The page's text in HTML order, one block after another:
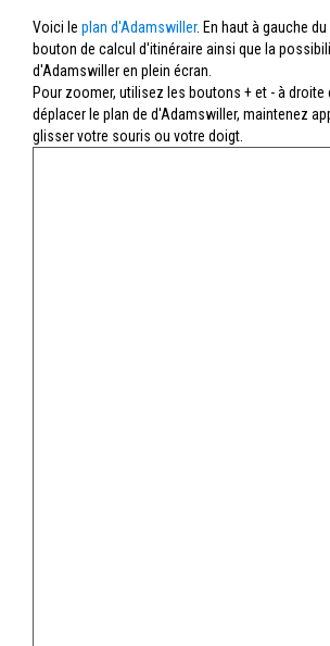
Voici le plan d'Adamswiller. En haut à gauche
bouton de calcul d'itinéraire ainsi que la
d'Adamswiller en plein écran.
Pour zoomer, utilisez les boutons + et - à droite
déplacer le plan de d'Adamswiller, maintenez
glisser votre souris ou votre doigt.